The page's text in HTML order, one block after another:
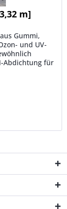
m]
Gummi,
und UV-
Abdichtung für